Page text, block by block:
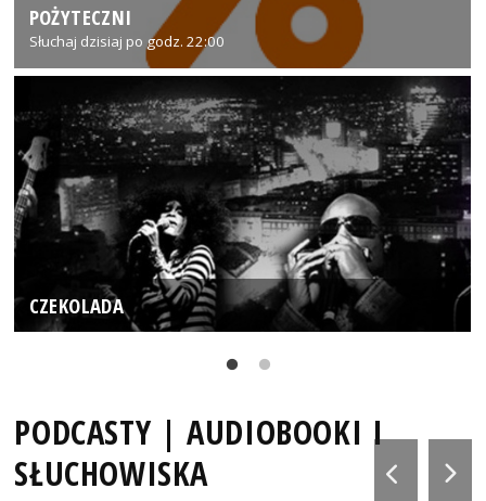
POŻYTECZNI
Słuchaj dzisiaj po godz. 22:00
CZEKOLADA
PODCASTY | AUDIOBOOKI I
SŁUCHOWISKA